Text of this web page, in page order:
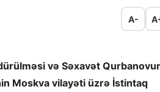
A-
və Səxavət
Moskva vilayəti üzrə İstintaq